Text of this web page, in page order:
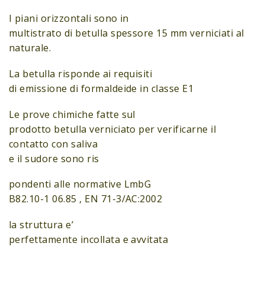
I piani orizzontali sono in
multistrato di betulla spessore 15 mm verniciati al
naturale.
La betulla risponde ai requisiti
di emissione di formaldeide in classe E1
Le prove chimiche fatte sul
prodotto betulla verniciato per verificarne il
contatto con saliva
e il sudore sono ris
pondenti alle normative LmbG
B82.10-1 06.85 , EN 71-3/AC:2002
la struttura e’
perfettamente incollata e avvitata